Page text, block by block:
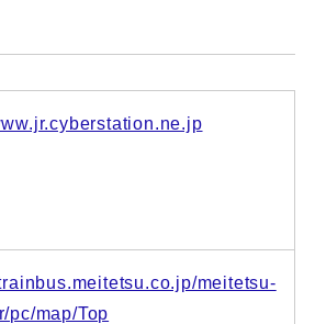
meitetsu-
pc/map/Top